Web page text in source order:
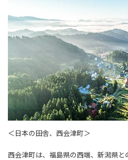
＜日本の田舎、西会津町＞
西会津町は、福島県の西端、新潟県と